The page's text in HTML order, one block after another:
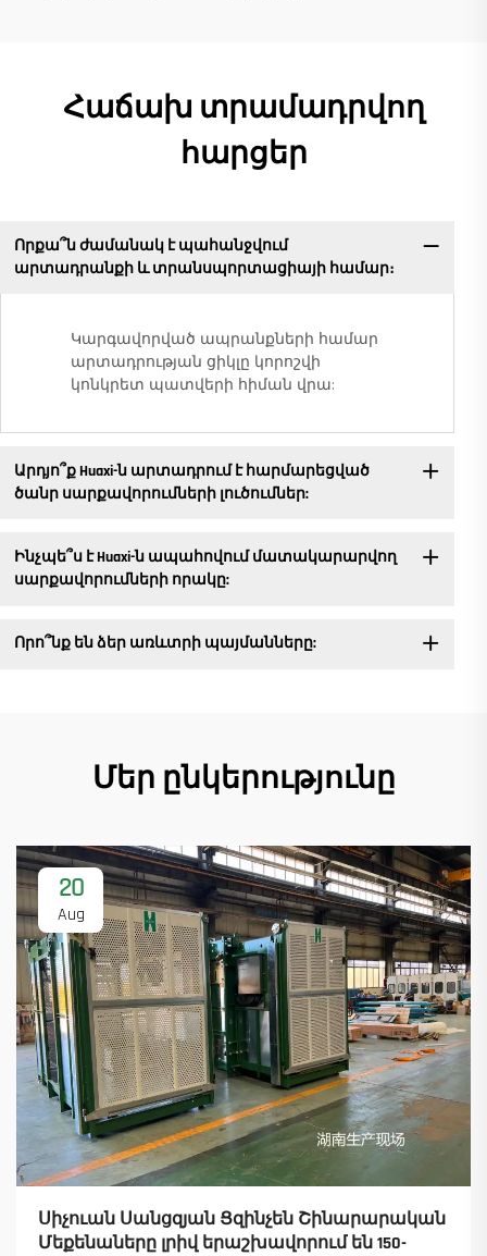
Հաճախ տրամադրվող
հարցեր
Որքա՞ն ժամանակ է պահանջվում
արտադրանքի և տրանսպորտացիայի համար։
Կարգավորված ապրանքների համար
արտադրության ցիկլը կորոշվի
կոնկրետ պատվերի հիման վրա:
Արդյո՞ք Huaxi-ն արտադրում է հարմարեցված
ծանր սարքավորումների լուծումներ:
Ինչպե՞ս է Huaxi-ն ապահովում մատակարարվող
սարքավորումների որակը:
Որո՞նք են ձեր առևտրի պայմանները:
Մեր ընկերությունը
20
Aug
Սիչուան Սանցզյան Ցզինչեն Շինարարական
Մեքենաները լրիվ երաշխավորում են 150-